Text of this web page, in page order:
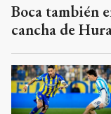
Boca también
cancha de